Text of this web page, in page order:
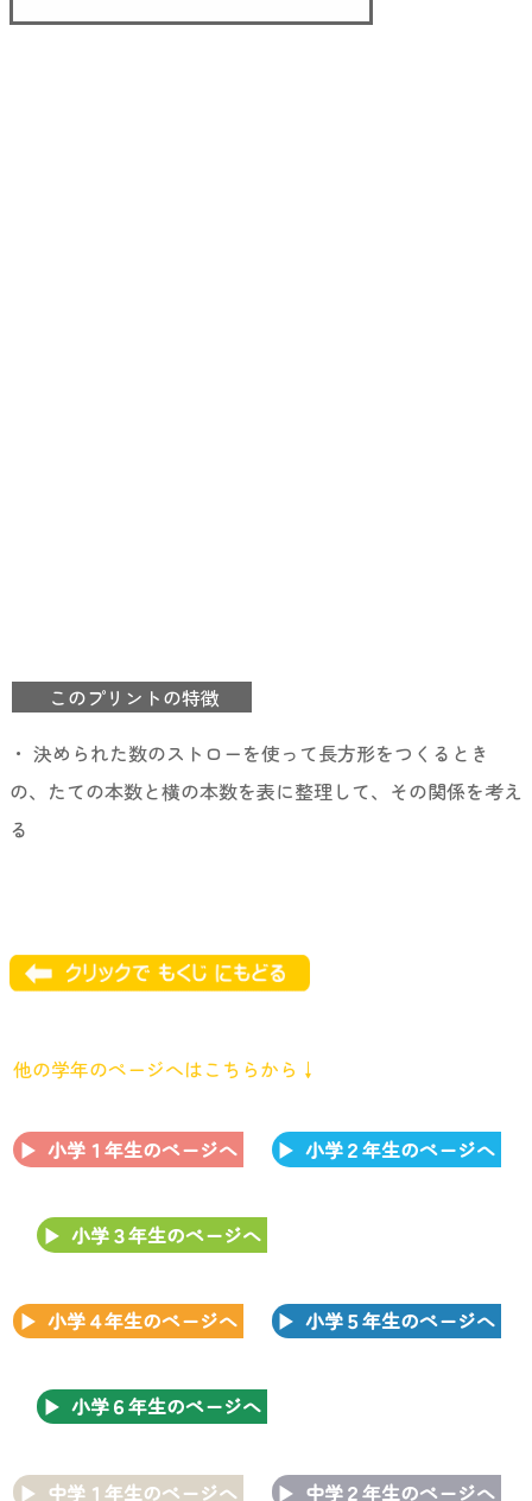
このプリントの特徴
・ 決められた数のストローを使って長方形をつくるとき
の、たての本数と横の本数を表に整理して、その関係を考え
る
他の学年のページへはこちらから↓
小学１年生のページへ 小学２年生のページへ
小学３年生のページへ
小学４年生のページへ 小学５年生のページへ
小学６年生のページへ
中学１年生のページへ 中学２年生のページへ